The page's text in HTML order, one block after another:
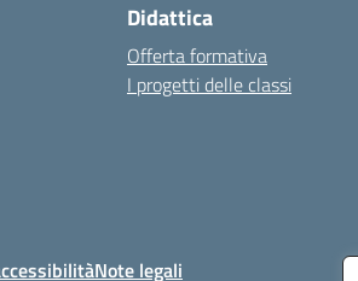
Didattica
Offerta formativa
I progetti delle classi
Note legali